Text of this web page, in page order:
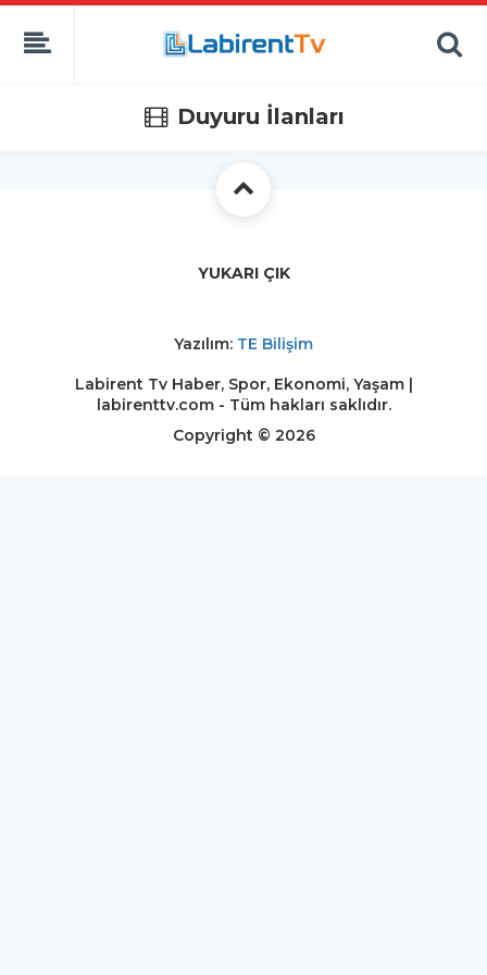
Duyuru İlanları
YUKARI ÇIK
Yazılım: TE Bilişim
Labirent Tv Haber, Spor, Ekonomi, Yaşam |
labirenttv.com - Tüm hakları saklıdır.
Copyright © 2026